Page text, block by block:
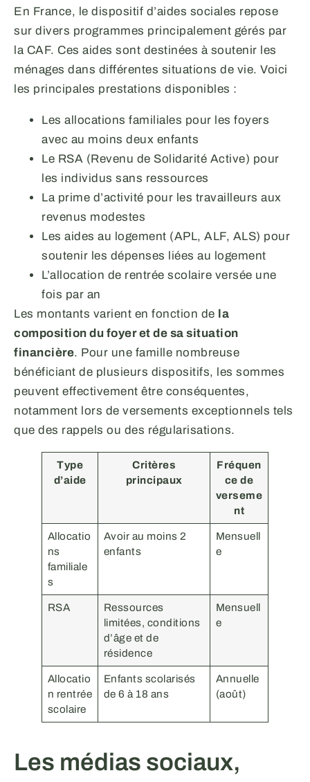
En France, le dispositif d’aides sociales repose
sur divers programmes principalement gérés par
la CAF. Ces aides sont destinées à soutenir les
ménages dans différentes situations de vie. Voici
les principales prestations disponibles :
Les allocations familiales pour les foyers
avec au moins deux enfants
Le RSA (Revenu de Solidarité Active) pour
les individus sans ressources
La prime d’activité pour les travailleurs aux
revenus modestes
Les aides au logement (APL, ALF, ALS) pour
soutenir les dépenses liées au logement
L’allocation de rentrée scolaire versée une
fois par an
Les montants varient en fonction de la
composition du foyer et de sa situation
financière. Pour une famille nombreuse
bénéficiant de plusieurs dispositifs, les sommes
peuvent effectivement être conséquentes,
notamment lors de versements exceptionnels tels
que des rappels ou des régularisations.
Type
d’aide
Critères
principaux
Fréquen
ce de
verseme
nt
Allocatio
ns
familiale
s
Avoir au moins 2
enfants
Mensuell
e
RSA
Ressources
limitées, conditions
d’âge et de
résidence
Mensuell
e
Allocatio
n rentrée
scolaire
Enfants scolarisés
de 6 à 18 ans
Annuelle
(août)
Les médias sociaux,